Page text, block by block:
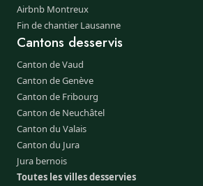
Airbnb Montreux
Fin de chantier Lausanne
Cantons desservis
Canton de Vaud
Canton de Genève
Canton de Fribourg
Canton de Neuchâtel
Canton du Valais
Canton du Jura
Jura bernois
Toutes les villes desservies